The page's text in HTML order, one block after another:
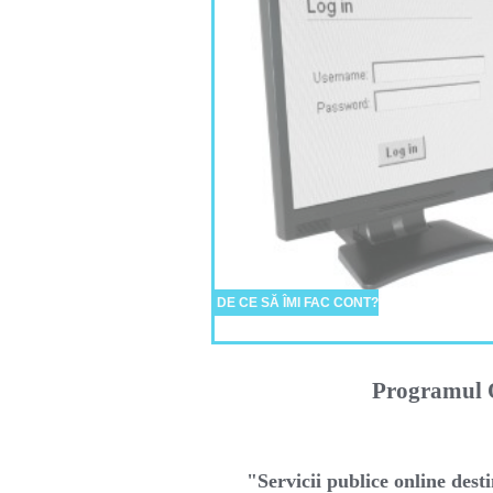
DE CE SĂ ÎMI FAC CONT?
Programul
"Servicii publice online